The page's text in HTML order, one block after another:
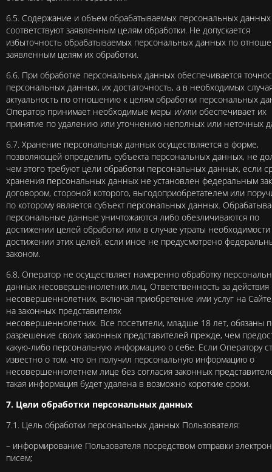
6.5. Содержание и объем обрабатываемых персональных данных
соответствуют заявленным целям обработки. Не допускается
избыточность обрабатываемых персональных данных по
заявленным целям их обработки.
6.6. При обработке персональных данных обеспечивается
персональных данных, их достаточность, а в необходимых
актуальность по отношению к целям обработки персональных
Оператор принимает необходимые меры и/или обеспечивает их
принятие по удалению или уточнению неполных или неточных
6.7. Хранение персональных данных осуществляется в форме,
позволяющей определить субъекта персональных данных, не
чем этого требуют цели обработки персональных данных, если
хранения персональных данных не установлен федеральным
договором, стороной которого, выгодоприобретателем или
по которому является субъект персональных данных.
персональные данные уничтожаются либо обезличиваются по
достижении целей обработки или в случае утраты
достижении этих целей, если иное не предусмотрено
законом.
6.8. Оператор не осуществляет намеренно обработку
данных несовершеннолетних лиц. Ответственность за действия
несовершеннолетних, включая приобретение ими услуг на
на законных представителях
несовершеннолетних. Все посетители, младше 18 лет, обязаны
разрешение своих законных представителей прежде, чем
какую-либо персональную информацию о себе. Если Оператору
известно о том, что он получил персональную информацию о
несовершеннолетнем лице без согласия законных
такая информация будет удалена в возможно короткие сроки.
7. Цели обработки персональных данных
7.1. Цель обработки персональных данных Пользователя:
– информирование Пользователя посредством отправки
писем;